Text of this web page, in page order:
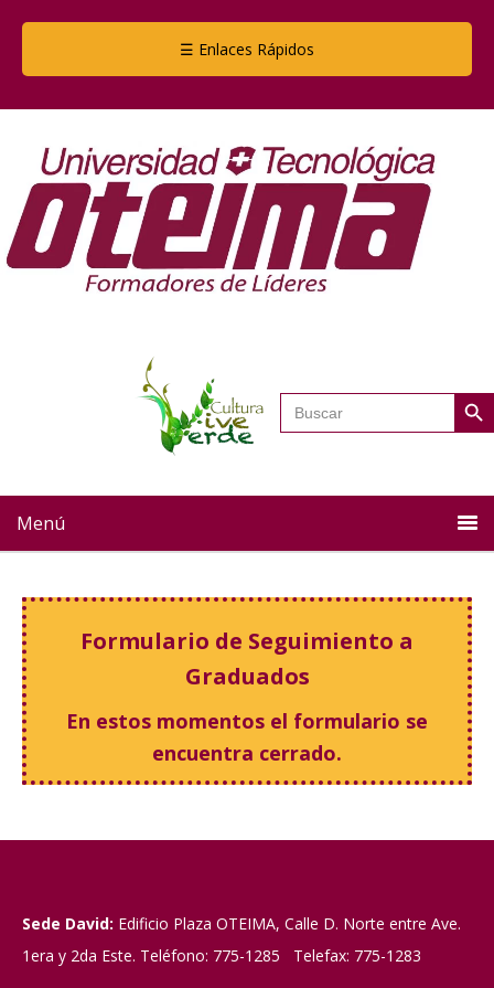
☰ Enlaces Rápidos
Buscar: Botón
Menú
Formulario de Seguimiento a
Graduados
En estos momentos el formulario se
encuentra cerrado.
Sede David: Edificio Plaza OTEIMA, Calle D. Norte entre Ave.
1era y 2da Este. Teléfono: 775-1285 Telefax: 775-1283